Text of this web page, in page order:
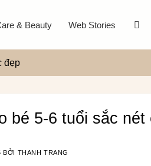
& Beauty Web Stories
đẹp
bé 5-6 tuổi sắc
BỞI THANH TRANG